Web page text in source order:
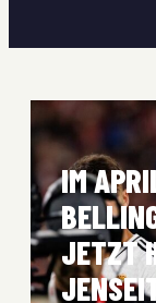
IM
JETZT